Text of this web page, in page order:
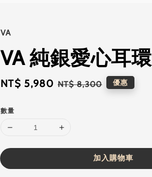
VA
VA 純銀愛心耳環
Sale
NT$ 5,980 Regular
NT$ 8,300 優惠
數量
加入購物車